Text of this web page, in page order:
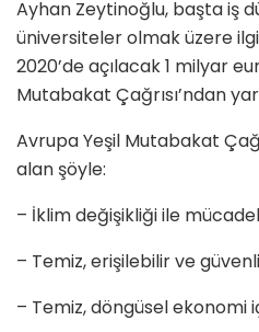
Ayhan Zeytinoğlu, başta iş
üniversiteler olmak üzere
2020’de açılacak 1 milyar
Mutabakat Çağrısı’ndan
Avrupa Yeşil Mutabakat
alan şöyle:
– İklim değişikliği ile
– Temiz, erişilebilir ve
– Temiz, döngüsel ekonomi